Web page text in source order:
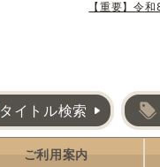
【重要】令
タイトル検索
ご利用案内